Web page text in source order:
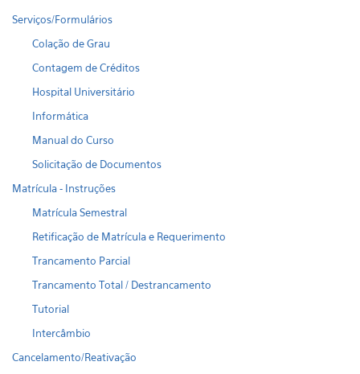
Serviços/Formulários
Colação de Grau
Contagem de Créditos
Hospital Universitário
Informática
Manual do Curso
Solicitação de Documentos
Matrícula - Instruções
Matrícula Semestral
Retificação de Matrícula e Requerimento
Trancamento Parcial
Trancamento Total / Destrancamento
Tutorial
Intercâmbio
Cancelamento/Reativação